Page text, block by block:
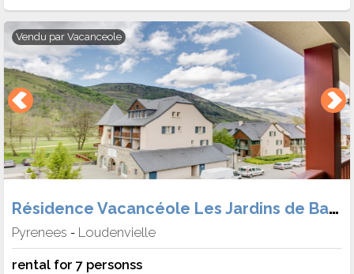
Vendu par Vacanceole
Résidence Vacancéole Les Jardins de Balnéa
Pyrenees - Loudenvielle
rental for 7 personss